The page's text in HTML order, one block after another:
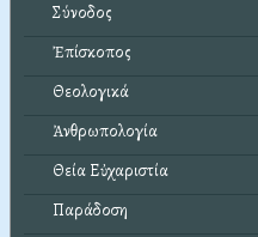
Σύνοδος
Ἐπίσκοπος
Θεολογικά
Ἀνθρωπολογία
Θεία Εὐχαριστία
Παράδοση